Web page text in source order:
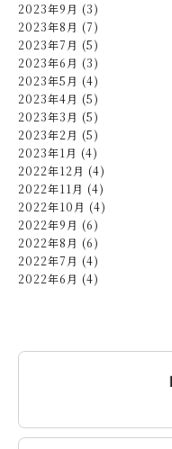
2023年9月 (3)
2023年8月 (7)
2023年7月 (5)
2023年6月 (3)
2023年5月 (4)
2023年4月 (5)
2023年3月 (5)
2023年2月 (5)
2023年1月 (4)
2022年12月 (4)
2022年11月 (4)
2022年10月 (4)
2022年9月 (6)
2022年8月 (6)
2022年7月 (4)
2022年6月 (4)